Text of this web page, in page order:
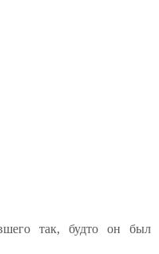
так, будто он был